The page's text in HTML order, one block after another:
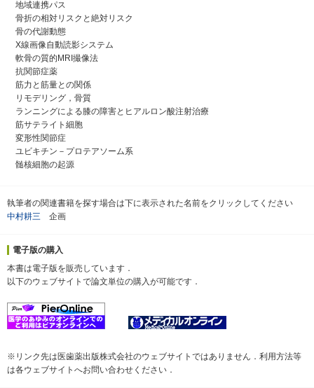
地域連携パス
骨折の相対リスクと絶対リスク
骨の代謝動態
X線画像自動読影システム
軟骨の質的MRI撮像法
抗関節症薬
筋力と筋量との関係
リモデリング，骨質
ランニングによる膝の障害とヒアルロン酸注射治療
筋サテライト細胞
変形性関節症
ユビキチン－プロテアソーム系
髄核細胞の起源
執筆者の関連書籍を探す場合は下に表示された名前をクリックしてください
中村耕三 企画
電子版の購入
本書は電子版を販売しています．
以下のウェブサイトで論文単位の購入が可能です．
※リンク先は医歯薬出版株式会社のウェブサイトではありません．利用方法等
は各ウェブサイトへお問い合わせください．